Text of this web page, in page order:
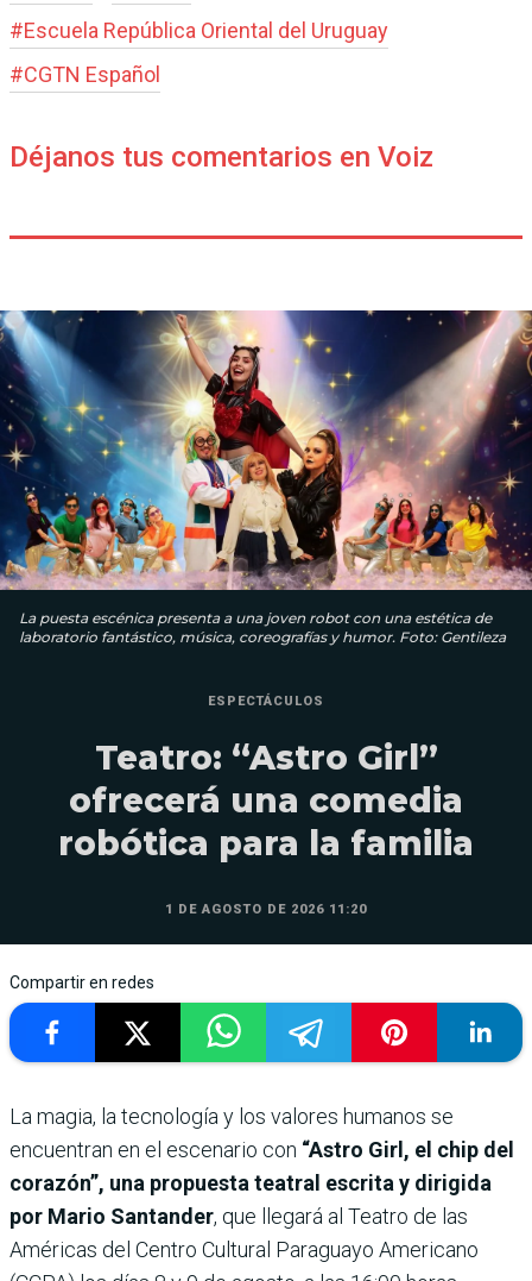
#Escuela República Oriental del Uruguay
#CGTN Español
Déjanos tus comentarios en Voiz
La puesta escénica presenta a una joven robot con una estética de
laboratorio fantástico, música, coreografías y humor. Foto: Gentileza
ESPECTÁCULOS
Teatro: “Astro Girl”
ofrecerá una comedia
robótica para la familia
1 DE AGOSTO DE 2026 11:20
Compartir en redes
La magia, la tecnología y los valores humanos se
encuentran en el escenario con “Astro Girl, el chip del
corazón”, una propuesta teatral escrita y dirigida
por Mario Santander, que llegará al Teatro de las
Américas del Centro Cultural Paraguayo Americano